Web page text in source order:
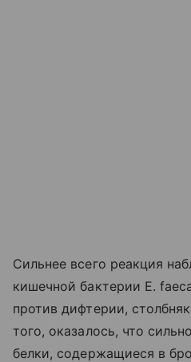
Сильнее всего реакция
кишечной бактерии E.
против дифтерии,
того, оказалось, что
белки, содержащиеся в